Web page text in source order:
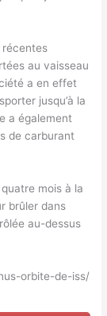
récentes
au vaisseau
a en effet
jusqu’à la
a également
de carburant
mois à la
brûler dans
au-dessus
orbite-de-iss/